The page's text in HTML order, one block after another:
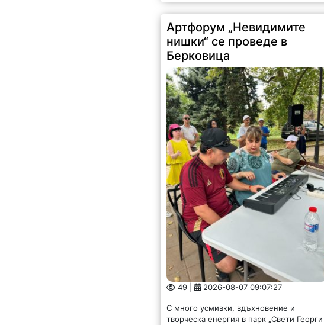
Артфорум „Невидимите
нишки“ се проведе в
Берковица
49 | 2026-08-07 09:07:27
С много усмивки, вдъхновение и
творческа енергия в парк „Свети Георги